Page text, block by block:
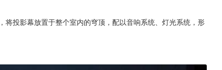
投影幕放置于整个室内的穹顶，配以音响系统、灯光系统，形